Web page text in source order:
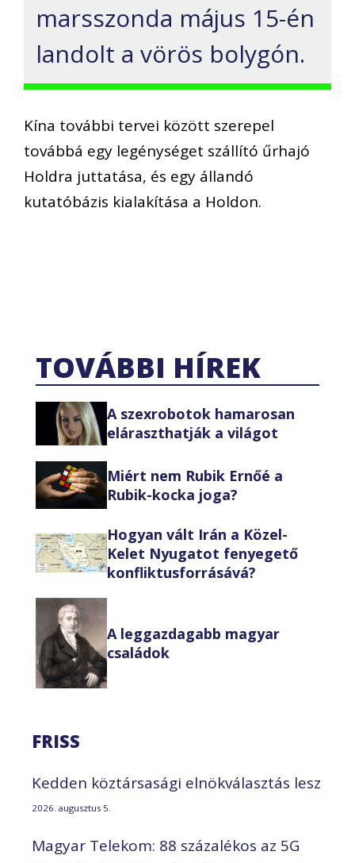
marsszonda május 15-én
landolt a vörös bolygón.
Kína további tervei között szerepel
továbbá egy legénységet szállító űrhajó
Holdra juttatása, és egy állandó
kutatóbázis kialakítása a Holdon.
TOVÁBBI HÍREK
A szexrobotok hamarosan
eláraszthatják a világot
Miért nem Rubik Ernőé a
Rubik-kocka joga?
Hogyan vált Irán a Közel-
Kelet Nyugatot fenyegető
konfliktusforrásává?
A leggazdagabb magyar
családok
FRISS
Kedden köztársasági elnökválasztás lesz
2026. augusztus 5.
Magyar Telekom: 88 százalékos az 5G